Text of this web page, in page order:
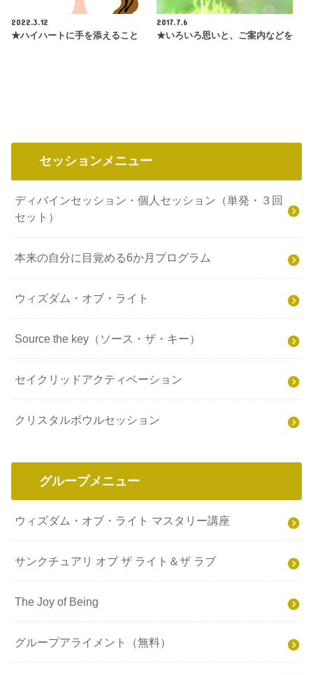
2022.3.12
★ハイハートに手を添えること
2017.7.6
★いろいろ思いと、ご案内などを
セッションメニュー
ディバインセッション・個人セッション（単発・３回
セット）
本来の自分に目覚める6か月プログラム
ウィズダム・オブ・ライト
Source the key（ソース・ザ・キー）
セイクリッドアクティベーション
クリスタルボウルセッション
グループメニュー
ウィズダム・オブ・ライト マスタリー講座
サンクチュアリ オブ ザ ライト＆ザ ラブ
The Joy of Being
グループアライメント（無料）